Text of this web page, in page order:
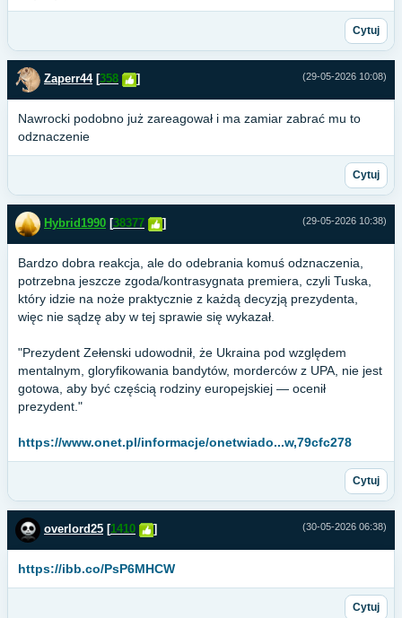
Cytuj
(29-05-2026 10:08)
Zaperr44 [358 ]
Nawrocki podobno już zareagował i ma zamiar zabrać mu to
odznaczenie
Cytuj
(29-05-2026 10:38)
Hybrid1990 [38377 ]
Bardzo dobra reakcja, ale do odebrania komuś odznaczenia,
potrzebna jeszcze zgoda/kontrasygnata premiera, czyli Tuska,
który idzie na noże praktycznie z każdą decyzją prezydenta,
więc nie sądzę aby w tej sprawie się wykazał.
"Prezydent Zełenski udowodnił, że Ukraina pod względem
mentalnym, gloryfikowania bandytów, morderców z UPA, nie jest
gotowa, aby być częścią rodziny europejskiej — ocenił
prezydent."
https://www.onet.pl/informacje/onetwiado...w,79cfc278
Cytuj
(30-05-2026 06:38)
overlord25 [1410 ]
https://ibb.co/PsP6MHCW
Cytuj